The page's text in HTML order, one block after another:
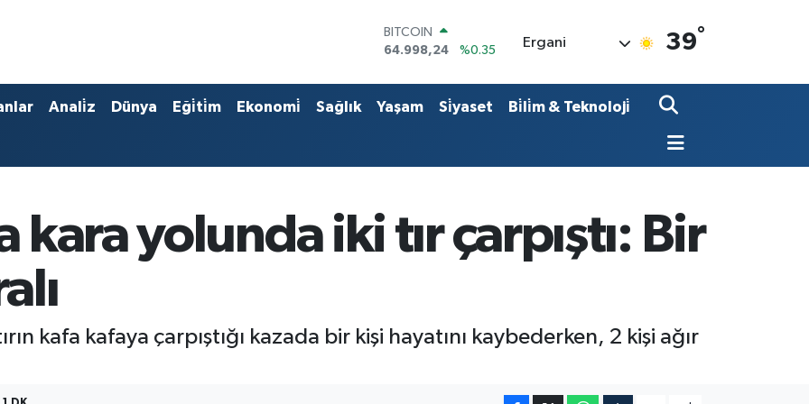
BITCOIN
64.998,24
%0.35
47,7436
%0.18
EURO
55,2510
%0.32
13.779
%-14
Ergani 39°
Anali̇z Dünya Eği̇ti̇m Ekonomi̇ Sağlık Yaşam Si̇yaset Bi̇li̇m & Teknoloji̇
yolunda iki tır çarpıştı: Bir
kafa kafaya çarpıştığı kazada bir kişi hayatını kaybederken, 2 kişi ağır